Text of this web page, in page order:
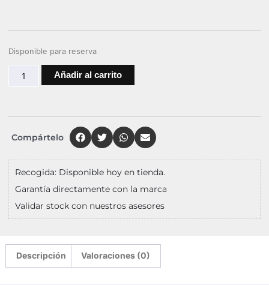
Disponible para reserva
Añadir al carrito
Compártelo
Recogida: Disponible hoy en tienda.
Garantía directamente con la marca
Validar stock con nuestros asesores
Descripción Valoraciones (0)